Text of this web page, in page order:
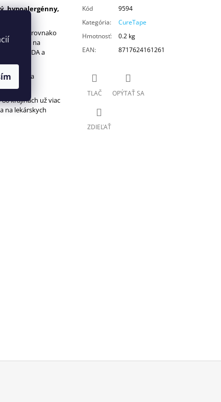
hypoalergénny,
triedy 1, rovnako
na
FDA a
páska na
krajinách už viac
na lekárskych
Kód
9594
Kategória:
CureTape
Hmotnosť:
0.2 kg
EAN: 8717624161261
TLAČ OPÝTAŤ SA
ZDIEĽAŤ